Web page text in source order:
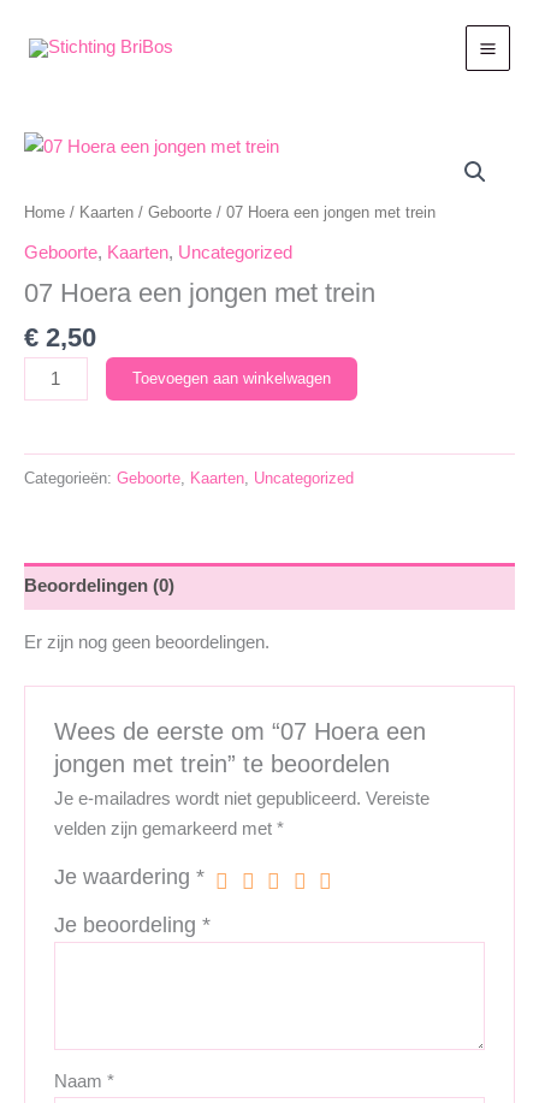
naar
Home / Kaarten / Geboorte / 07 Hoera een jongen met trein
Geboorte, Kaarten, Uncategorized
07 Hoera een jongen met trein
€ 2,50
Hoera
jongen
Toevoegen aan winkelwagen
Categorieën: Geboorte Kaarten Uncategorized
Beoordelingen (0)
Er zijn nog geen beoordelingen.
Wees de eerste om “07 Hoera een
jongen met trein” te beoordelen
Je e-mailadres wordt niet gepubliceerd. Vereiste
velden zijn gemarkeerd met*
Je waardering*
Je beoordeling*
Naam*